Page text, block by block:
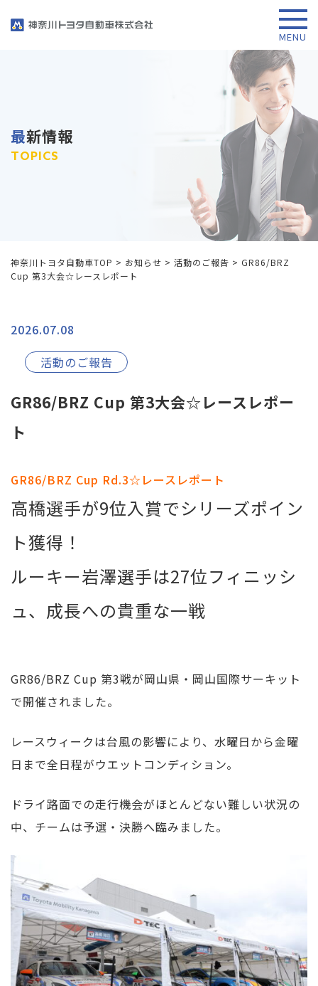
最新情報
TOPICS
神奈川トヨタ自動車TOP > お知らせ > 活動のご報告 > GR86/BRZ
Cup 第3大会☆レースレポート
2026.07.08
活動のご報告
GR86/BRZ Cup 第3大会☆レースレポー
ト
GR86/BRZ Cup Rd.3☆レースレポート
高橋選手が9位入賞でシリーズポイン
ト獲得！
ルーキー岩澤選手は27位フィニッシ
ュ、成長への貴重な一戦
GR86/BRZ Cup 第3戦が岡山県・岡山国際サーキット
で開催されました。
レースウィークは台風の影響により、水曜日から金曜
日まで全日程がウエットコンディション。
ドライ路面での走行機会がほとんどない難しい状況の
中、チームは予選・決勝へ臨みました。